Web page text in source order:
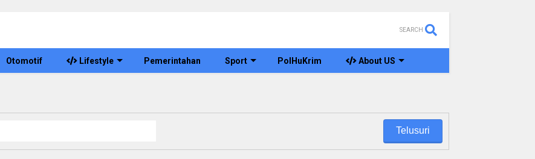
SEARCH
Otomotif Lifestyle Pemerintahan Sport PolHuKrim About US